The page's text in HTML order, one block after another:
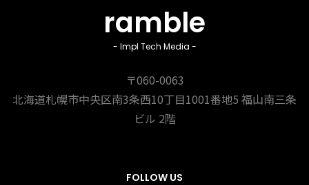
ramble
- Impl Tech Media -
〒060-0063
北海道札幌市中央区南3条西10丁目1001番地5 福山南三条
ビル 2階
FOLLOW US